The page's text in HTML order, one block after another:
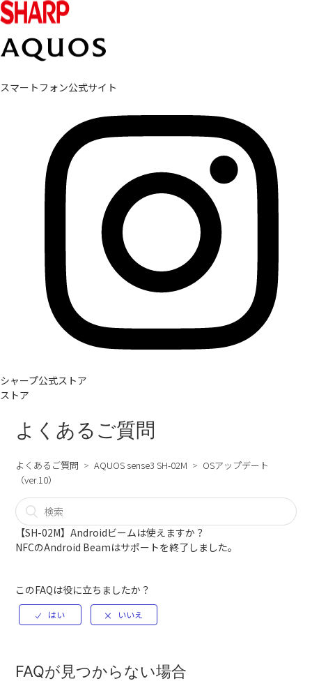
スマートフォン公式サイト
シャープ公式ストア
ストア
よくあるご質問
よくあるご質問 AQUOS sense3 SH-02M
OSアップデート
（ver.10）
【SH-02M】Androidビームは使えますか？
NFCのAndroid Beamはサポートを終了しました。
このFAQは役に立ちましたか？
FAQが見つからない場合